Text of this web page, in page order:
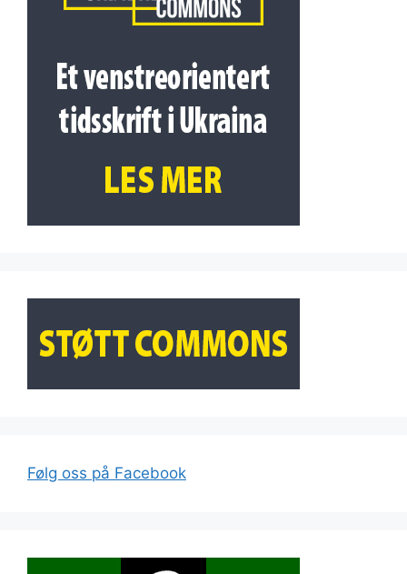
Følg oss på Facebook